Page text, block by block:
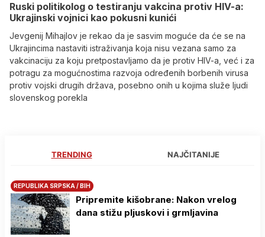
Ruski politikolog o testiranju vakcina protiv HIV-a:
Ukrajinski vojnici kao pokusni kunići
Jevgenij Mihajlov je rekao da je sasvim moguće da će se na
Ukrajincima nastaviti istraživanja koja nisu vezana samo za
vakcinaciju za koju pretpostavljamo da je protiv HIV-a, već i za
potragu za mogućnostima razvoja određenih borbenih virusa
protiv vojski drugih država, posebno onih u kojima služe ljudi
slovenskog porekla
TRENDING NAJČITANIJE
REPUBLIKA SRPSKA / BIH
Pripremite kišobrane: Nakon vrelog
dana stižu pljuskovi i grmljavina